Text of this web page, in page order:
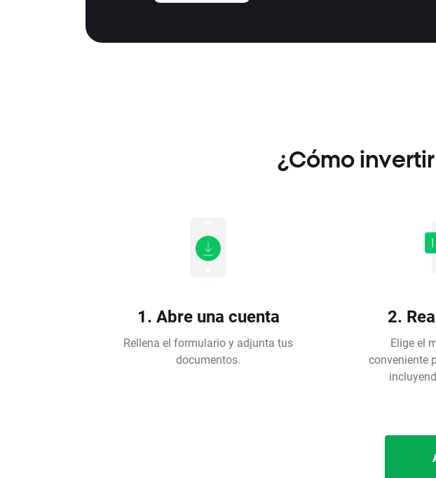
¿Cómo
1. Abre una cuenta
Rellena el formulario y adjunta tus
documentos.
2.
Elige el
conveniente